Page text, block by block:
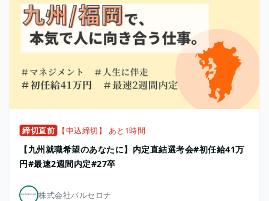
締切直前 【申込締切】 あと1時間
【九州就職希望のあなたに】内定直結選考会#初任給41万
円#最速2週間内定#27卒
株式会社バルセロナ